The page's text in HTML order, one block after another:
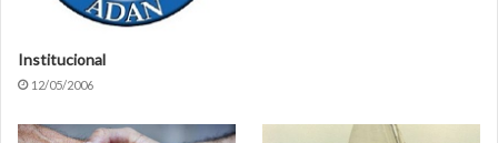
Institucional
12/05/2006